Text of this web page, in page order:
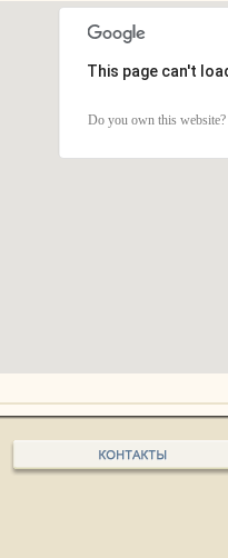
This page can't
Do you own this website?